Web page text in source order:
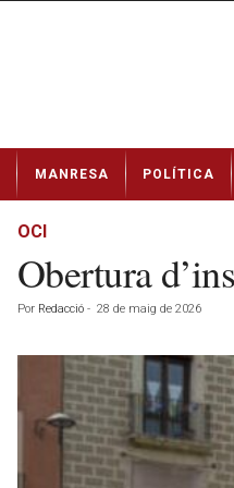
t
MANRESA POLÍTICA
OCI
Obertura
Por Redacció - 28 de maig de 2026